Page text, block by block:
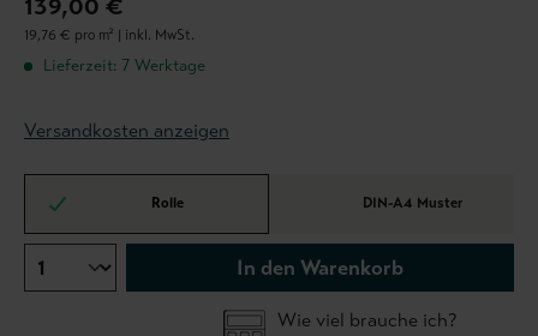
139,00 €
19,76 € pro m² | inkl. MwSt.
Lieferzeit: 7 Werktage
Versandkosten anzeigen
Rolle DIN-A4 Muster
In den Warenkorb
Wie viel brauche ich?